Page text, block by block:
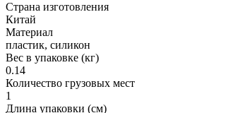
Страна изготовления
Китай
Материал
пластик, силикон
Вес в упаковке (кг)
0.14
Количество грузовых мест
1
Длина упаковки (см)